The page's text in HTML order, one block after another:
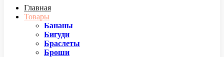
Главная
Товары
Бананы
Бигуди
Браслеты
Броши